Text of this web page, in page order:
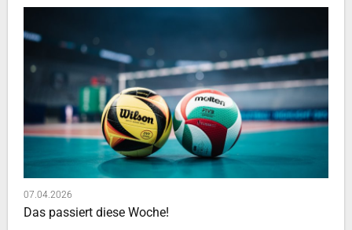
07.04.2026
Das passiert diese Woche!